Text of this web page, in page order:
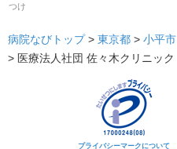
つけ
病院なびトップ > 東京都 > 小平市
> 医療法人社団 佐々木クリニック
プライバシーマークについて